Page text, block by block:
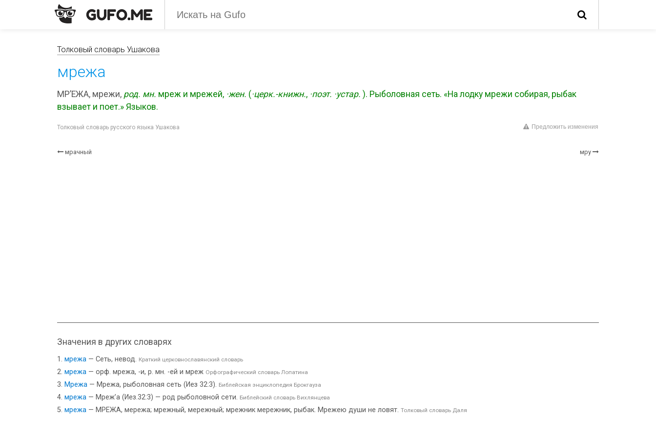
Толковый словарь Ушакова
мрежа
МР’ЕЖА, мрежи, род. мн. мреж и мрежей, ·жен. ( ·церк.-книжн., ·поэт. ·устар. ). Рыболовная сеть. «На лодку мрежи собирая, рыбак
взывает и поет.» Языков.
Толковый словарь русского языка Ушакова Предложить изменения
мрачный мру
Значения в других словарях
мрежа — Сеть, невод. Краткий церковнославянский словарь
мрежа — орф. мрежа, -и, р. мн. -ей и мреж Орфографический словарь Лопатина
Мрежа — Мрежа, рыболовная сеть (Иез 32:3). Библейская энциклопедия Брокгауза
мрежа — Мреж’а (Иез.32:3) — род рыболовной сети. Библейский словарь Вихлянцева
мрежа — МРЕЖА, мережа; мрежный, мережный; мрежник мережник, рыбак. Мрежею души не ловят. Толковый словарь Даля